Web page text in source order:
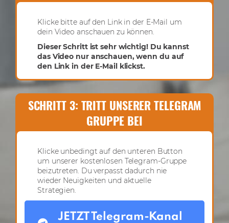
Klicke bitte auf den Link in der E-Mail um
dein Video anschauen zu können.
Dieser Schritt ist sehr wichtig! Du kannst
das Video nur anschauen, wenn du auf
den Link in der E-Mail klickst.
SCHRITT 3: TRITT UNSERER TELEGRAM
GRUPPE BEI
Klicke unbedingt auf den unteren Button
um unserer kostenlosen Telegram-Gruppe
beizutreten. Du verpasst dadurch nie
wieder Neuigkeiten und aktuelle
Strategien.
JETZT Telegram-Kanal